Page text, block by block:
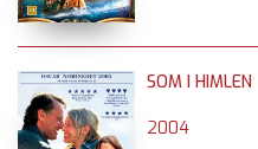
SOM I HIMLEN
2004